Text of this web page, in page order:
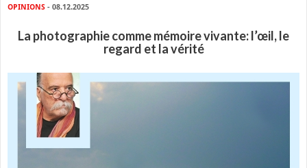
OPINIONS - 08.12.2025
La photographie comme mémoire vivante: l’œil, le
regard et la vérité